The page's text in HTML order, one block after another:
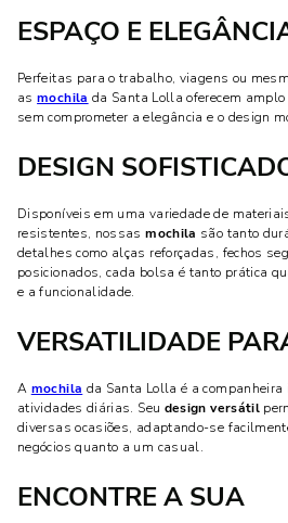
ESPAÇO E
Perfeitas para o trabalho, viagens ou
asmochila da Santa Lolla oferecem
sem comprometer a elegância e o design
DESIGN
Disponíveis em uma variedade de
resistentes, nossasmochila são tanto
detalhes como alças reforçadas, fechos
posicionados, cada bolsa é tanto prática
e a funcionalidade.
VERSATILIDADE
A mochila da Santa Lolla é a
atividades diárias. Seu design versátil
diversas ocasiões, adaptando-se
negócios quanto a um casual.
ENCONTRE A SUA